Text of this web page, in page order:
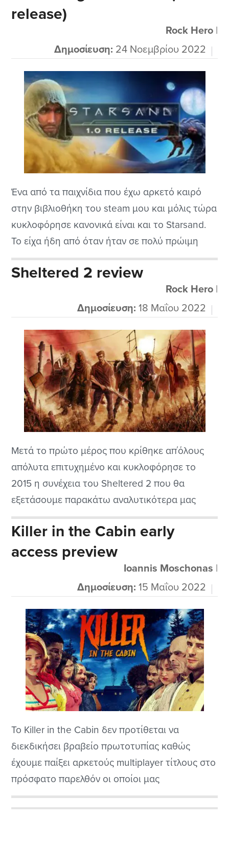
επιλέξεις και είναι τέσσερις τελικά
αποδεικνύεται ότι η Obsidian ξέρει πάντα...
release)
Rock Hero|
Δημοσίευση: 24 Νοεμβρίου 2022
Ένα από τα παιχνίδια που έχω αρκετό καιρό
στην βιβλιοθήκη του steam μου και μόλις τώρα
κυκλοφόρησε κανονικά είναι και το Starsand.
Το είχα ήδη από όταν ήταν σε πολύ πρώιμη
έκδοση και από τότε έχουν προστεθεί αρκετά
πράγματα και έχει βελτιωθεί πολύ σε ότι αφορά
τα bugs. Το παιχνίδι είναι open world survival
Sheltered 2 review
Rock Hero|
Δημοσίευση: 18 Μαΐου 2022
Μετά το πρώτο μέρος που κρίθηκε απ΄όλους
απόλυτα επιτυχημένο και κυκλοφόρησε το
2015 η συνέχεια του Sheltered 2 που θα
εξετάσουμε παρακάτω αναλυτικότερα μας
βάζει στα βαθιά νερά του σκληροπυρηνικού
survival game. Ας δούμε μαζί τι μας προσφέρει
ο καινούριος τίτλος από την πολύ καλή εταιρία
την Team 17 που είναι πολύ έμπειρη στον
Killer in the Cabin early
access preview
Ioannis Moschonas |
Δημοσίευση: 15 Μαΐου 2022
Το Killer in the Cabin δεν προτίθεται να
διεκδικήσει βραβείο πρωτοτυπίας καθώς
έχουμε παίξει αρκετούς multiplayer τίτλους στο
πρόσφατο παρελθόν οι οποίοι μας
τοποθέτησαν σε μια κοσμοπολίτικη παρέα,
αναγκάζοντάς μας στην συνέχεια να